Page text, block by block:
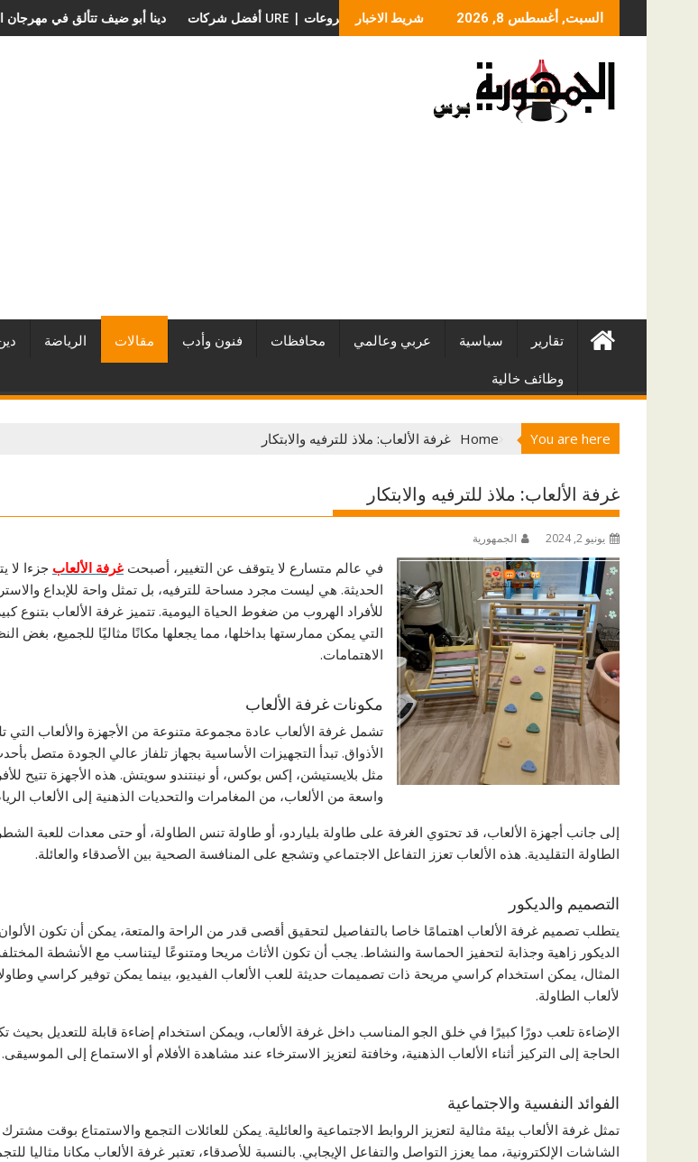
to
السبت, أغسطس 8, 2026 شريط الاخبار دينا أبو أفضل شركات التطوير العقاري في مصر من URE | أكبر المطورين العقاريين وأبرز المشروعاتعملية الانزلاق الغضروفي بالمنظار؟ ولماذا يختلف من مريض لآخر؟
تقارير سياسية عربي وعالمي محافظات فنون وأدب مقالات الرياضة
وظائف خالية
You are here
Home غرفة الألعاب: ملاذ للترفيه والابتكار
غرفة الألعاب: ملاذ للترفيه والابتكار
يونيو 2, 2024 الجمهورية
في عالم متسارع لا يتوقف عن التغيير، أصبحت غرفة الألعاب جزءا لا
الحديثة. هي ليست مجرد مساحة للترفيه، بل تمثل واحة للإبداع
للأفراد الهروب من ضغوط الحياة اليومية. تتميز غرفة الألعاب بتنوع
التي يمكن ممارستها بداخلها، مما يجعلها مكانًا مثاليًا للجميع، بغض
الاهتمامات.
مكونات غرفة الألعاب
تشمل غرفة الألعاب عادة مجموعة متنوعة من الأجهزة والألعاب التي
الأذواق. تبدأ التجهيزات الأساسية بجهاز تلفاز عالي الجودة متصل
مثل بلايستيشن، إكس بوكس، أو نينتندو سويتش. هذه الأجهزة تتيح
واسعة من الألعاب، من المغامرات والتحديات الذهنية إلى الألعاب
إلى جانب أجهزة الألعاب، قد تحتوي الغرفة على طاولة بلياردو، أو طاولة تنس الطاولة، أو حتى معدات للعبة
الطاولة التقليدية. هذه الألعاب تعزز التفاعل الاجتماعي وتشجع على المنافسة الصحية بين الأصدقاء والعائلة.
التصميم والديكور
يتطلب تصميم غرفة الألعاب اهتمامًا خاصا بالتفاصيل لتحقيق أقصى قدر من الراحة والمتعة، يمكن أن تكون
الديكور زاهية وجذابة لتحفيز الحماسة والنشاط. يجب أن تكون الأثاث مريحا ومتنوعًا ليتناسب مع الأنشطة
المثال، يمكن استخدام كراسي مريحة ذات تصميمات حديثة للعب الألعاب الفيديو، بينما يمكن توفير كراسي
لألعاب الطاولة.
الإضاءة تلعب دورًا كبيرًا في خلق الجو المناسب داخل غرفة الألعاب، ويمكن استخدام إضاءة قابلة للتعديل
الحاجة إلى التركيز أثناء الألعاب الذهنية، وخافتة لتعزيز الاسترخاء عند مشاهدة الأفلام أو الاستماع إلى الموسيقى.
الفوائد النفسية والاجتماعية
تمثل غرفة الألعاب بيئة مثالية لتعزيز الروابط الاجتماعية والعائلية. يمكن للعائلات التجمع والاستمتاع بوقت
الشاشات الإلكترونية، مما يعزز التواصل والتفاعل الإيجابي. بالنسبة للأصدقاء، تعتبر غرفة الألعاب مكانا مثاليا